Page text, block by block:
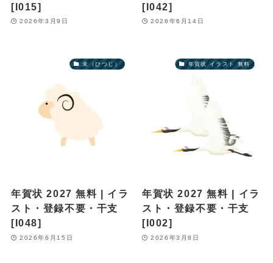
[I015]
2026年3月9日
[I042]
2026年6月14日
未（ひつじ）
年賀状 2027 無料 | イラ
スト・登録不要・干支
[I048]
2026年6月15日
年賀状 イラスト 無料
年賀状 2027 無料 | イラ
スト・登録不要・干支
[I002]
2026年3月8日